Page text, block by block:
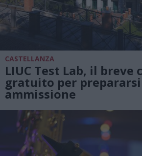
CASTELLANZA
LIUC Test Lab, il breve
gratuito per
ammissione